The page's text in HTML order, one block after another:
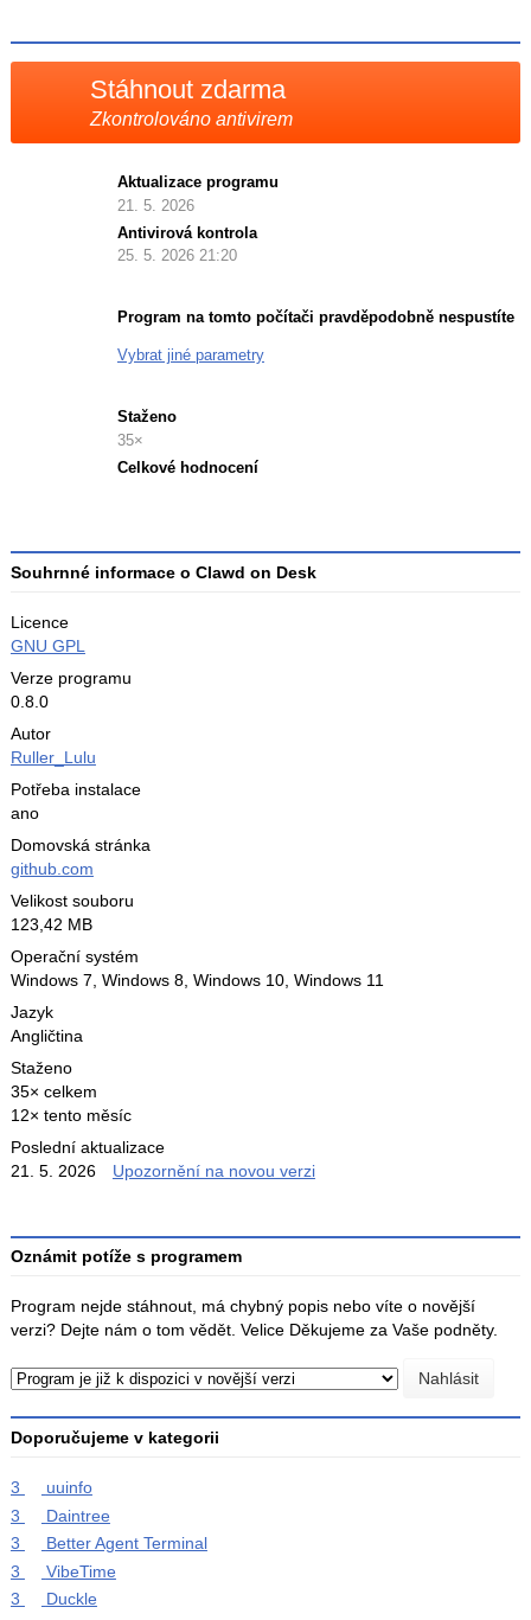
Stáhnout zdarma
Zkontrolováno antivirem
Aktualizace programu
21. 5. 2026
Antivirová kontrola
25. 5. 2026 21:20
Program na tomto počítači pravděpodobně nespustíte
Vybrat jiné parametry
Staženo
35×
Celkové hodnocení
Souhrnné informace o Clawd on Desk
Licence
GNU GPL
Verze programu
0.8.0
Autor
Ruller_Lulu
Potřeba instalace
ano
Domovská stránka
github.com
Velikost souboru
123,42 MB
Operační systém
Windows 7, Windows 8, Windows 10, Windows 11
Jazyk
Angličtina
Staženo
35× celkem
12× tento měsíc
Poslední aktualizace
21. 5. 2026
Upozornění na novou verzi
Oznámit potíže s programem
Program nejde stáhnout, má chybný popis nebo víte o novější
verzi? Dejte nám o tom vědět. Velice Děkujeme za Vaše podněty.
Doporučujeme v kategorii
3
uuinfo
3
Daintree
3
Better Agent Terminal
3
VibeTime
3
Duckle